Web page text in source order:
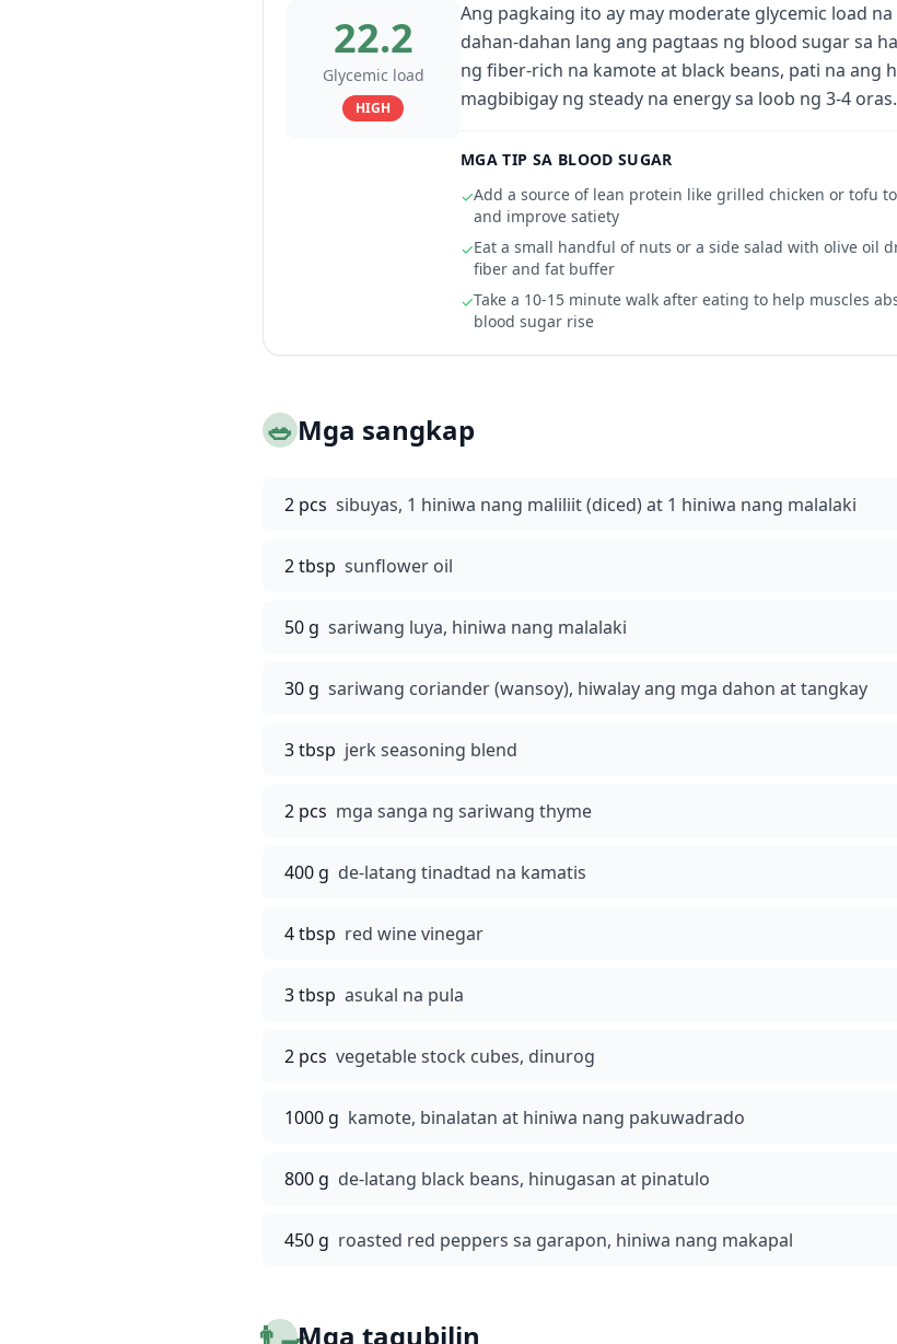
22.2
Glycemic load
HIGH
Ang pagkaing ito ay may moderate glycemic load
dahan-dahan lang ang pagtaas ng blood sugar sa
ng fiber-rich na kamote at black beans, pati na ang
magbibigay ng steady na energy sa loob ng 3-4 oras.
MGA TIP SA BLOOD SUGAR
✓Add a source of lean protein like grilled chicken or tofu
and improve satiety
✓Eat a small handful of nuts or a side salad with olive oil
fiber and fat buffer
✓Take a 10-15 minute walk after eating to help muscles
blood sugar rise
🥗Mga sangkap
2 pcs sibuyas, 1 hiniwa nang maliliit (diced) at 1 hiniwa nang malalaki
2 tbsp sunflower oil
50 g sariwang luya, hiniwa nang malalaki
30 g sariwang coriander (wansoy), hiwalay ang mga dahon at tangkay
3 tbsp jerk seasoning blend
2 pcs mga sanga ng sariwang thyme
400 g de-latang tinadtad na kamatis
4 tbsp red wine vinegar
3 tbsp asukal na pula
2 pcs vegetable stock cubes, dinurog
1000 g kamote, binalatan at hiniwa nang pakuwadrado
800 g de-latang black beans, hinugasan at pinatulo
450 g roasted red peppers sa garapon, hiniwa nang makapal
👨‍🍳Mga tagubilin